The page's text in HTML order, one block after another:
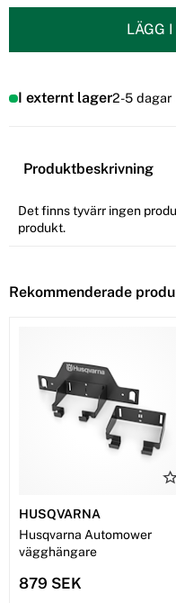
LÄGG
I externt lager2-5 dagar
Produktbeskrivning
Det finns tyvärr ingen
produkt.
Rekommenderade
HUSQVARNA
Husqvarna Automower
vägghängare
879 SEK